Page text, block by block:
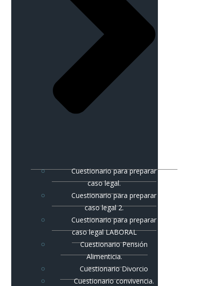
Cuestionario para preparar
caso legal.
Cuestionario para preparar
caso legal 2.
Cuestionario para preparar
caso legal LABORAL
Cuestionario Pensión
Alimenticia.
Cuestionario Divorcio
Cuestionario convivencia.